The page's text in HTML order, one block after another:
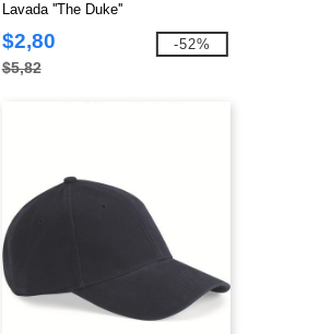
Lavada ''The Duke''
$2,80
$5,82
-52%